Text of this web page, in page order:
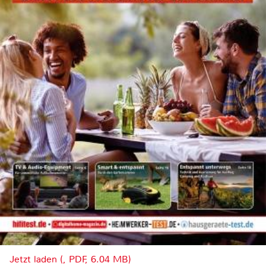
Jetzt laden (, PDF, 6.04 MB)